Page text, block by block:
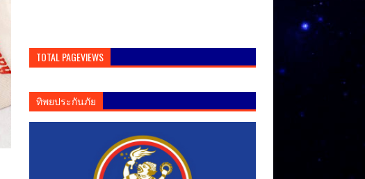
TOTAL PAGEVIEWS
ทิพยประกันภัย